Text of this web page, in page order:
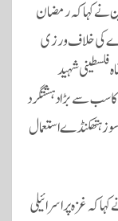
نے کہا کہ رمضان
کی خلاف ورزی
زائد بے گناہ فلسطینی شہید
سب سے بڑا دہشتگرد
ہتھکنڈے استعمال
کہ غزہ پر اسرائیلی